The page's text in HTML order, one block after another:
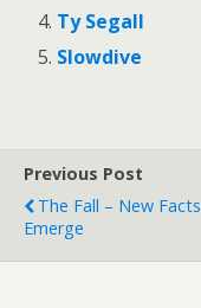
Ty Segall
Slowdive
Previous Post
The Fall – New Facts
Emerge